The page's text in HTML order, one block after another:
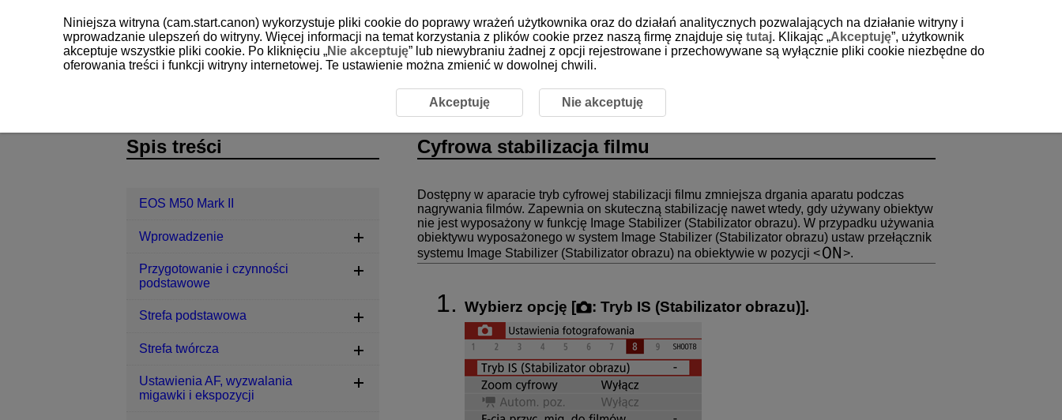
EOS M50 Mark II Fotografowanie i rejestrowanie
Cyfrowa stabilizacja filmu
Dostępny w aparacie tryb cyfrowej stabilizacji filmu zmniejsza drgania aparatu podczas
nagrywania filmów. Zapewnia on skuteczną stabilizację nawet wtedy, gdy używany obiektyw
nie jest wyposażony w funkcję Image Stabilizer (Stabilizator obrazu). W przypadku używania
obiektywu wyposażonego w system Image Stabilizer (Stabilizator obrazu) ustaw przełącznik
systemu Image Stabilizer (Stabilizator obrazu) na obiektywie w pozycji
.
Wybierz opcję [ : Tryb IS (Stabilizator obrazu)].
Spis treści
EOS M50 Mark II
Wprowadzenie
Przygotowanie i czynności
podstawowe
Strefa podstawowa
Strefa twórcza
Ustawienia AF, wyzwalania
migawki i ekspozycji
Niniejsza witryna (cam.start.canon) wykorzystuje pliki cookie do poprawy wrażeń użytkownika oraz do działań analitycznych pozwalających na działanie witryny i
wprowadzanie ulepszeń do witryny. Więcej informacji na temat korzystania z plików cookie przez naszą firmę znajduje się tutaj. Klikając „Akceptuję”, użytkownik
akceptuje wszystkie pliki cookie. Po kliknięciu „Nie akceptuję” lub niewybraniu żadnej z opcji rejestrowane i przechowywane są wyłącznie pliki cookie niezbędne do
oferowania treści i funkcji witryny internetowej. Te ustawienie można zmienić w dowolnej chwili.
Akceptuję Nie akceptuję